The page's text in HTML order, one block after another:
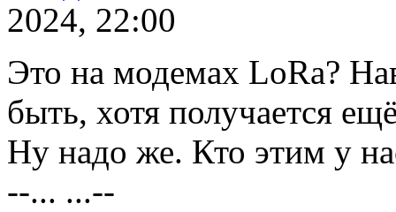
2024, 22:00
Это на модемах LoRa?
быть, хотя получается
Ну надо же. Кто этим у
--... ...--